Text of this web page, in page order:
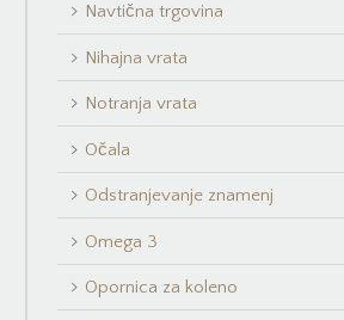
Navtična trgovina
Nihajna vrata
Notranja vrata
Očala
Odstranjevanje znamenj
Omega 3
Opornica za koleno